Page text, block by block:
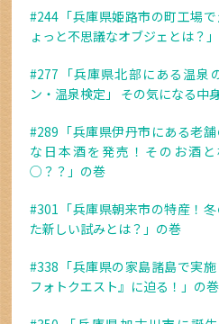
#244「兵庫県姫路市の町工場
ょっと不思議なオブジェとは？
#277「兵庫県北部にある温泉
ン・温泉検定」 その気になる中
#289「兵庫県伊丹市にある老
な日本酒を発売！そのお酒
○？？」の巻
#301「兵庫県朝来市の特産！
た新しい試みとは？」の巻
#338「兵庫県の家島諸島で実
フォトクエスト』に迫る！」の巻